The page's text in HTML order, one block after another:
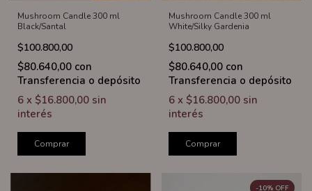
Mushroom Candle 300 ml
Black/Santal
$100.800,00
$80.640,00 con
Transferencia o depósito
6 x $16.800,00 sin
interés
Comprar
Mushroom Candle 300 ml
White/Silky Gardenia
$100.800,00
$80.640,00 con
Transferencia o depósito
6 x $16.800,00 sin
interés
Comprar
-10% OFF